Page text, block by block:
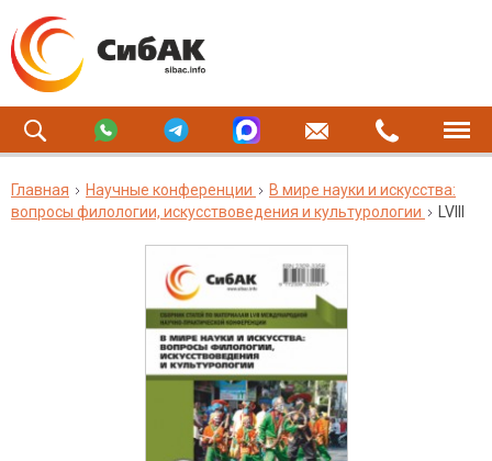
Главная Научные конференции
В мире науки и искусства:
вопросы филологии, искусствоведения и культурологии
LVIII